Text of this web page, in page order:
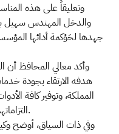
وتعليقاً على هذه
والدخل المهندس سهيل
جهدها لحَوْكمة أدائها
وأكد معالي المحافظ أن
هدفه الارتقاء بجودة
المملكة، وتوفير كافة
التزاماتهم الزكوية والضريبية، والامتثال الطوعي لها.
وفي ذات السياق، أوضح